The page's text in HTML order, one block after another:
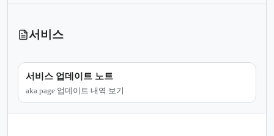
서비스
서비스 업데이트 노트
aka.page 업데이트 내역 보기